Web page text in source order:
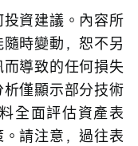
資建議。內容所
時變動，恕不另
導致的任何損失
僅顯示部分技術
全面評估資產表
請注意，過往表